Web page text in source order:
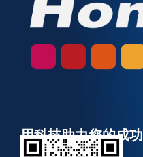
用科技助力您的成功